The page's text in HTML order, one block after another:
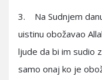
3. Na Sudnjem
uistinu obožavao
ljude da bi im sudio
samo onaj ko je